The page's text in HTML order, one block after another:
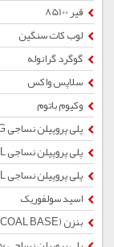
قیر 85100
لوب کات سنگین
گوگرد گرانوله
سلاپس واکس
وکیوم باتوم
پلی پروپیلن نساجی Z30G
پلی پروپیلن نساجی HP510L
پلی پروپیلن نساجی 1102L
اسید سولفوریک
بنزن (COAL BASE)